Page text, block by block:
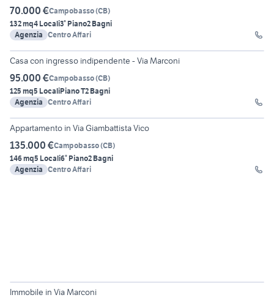
70.000 €Campobasso(CB)
132 mq4 Locali3° Piano2 Bagni
Agenzia Centro Affari
18
Casa con ingresso indipendente - Via Marconi
95.000 €Campobasso(CB)
125 mq5 LocaliPiano T2 Bagni
Agenzia Centro Affari
7
Appartamento in Via Giambattista Vico
135.000 €Campobasso(CB)
146 mq5 Locali6° Piano2 Bagni
Agenzia Centro Affari
Immobile in Via Marconi